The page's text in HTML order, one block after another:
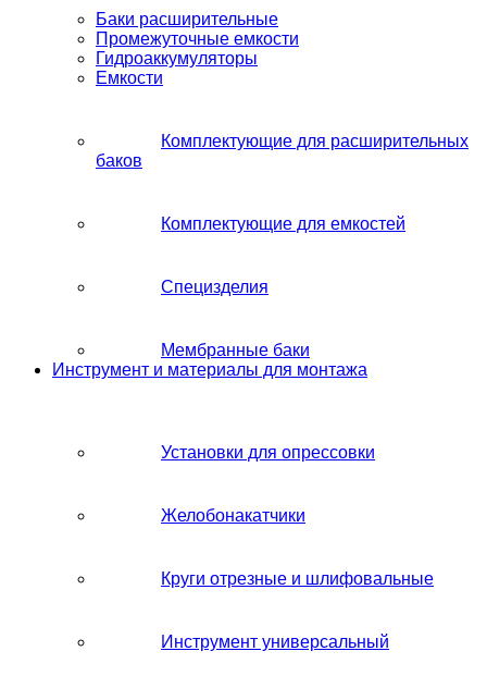
Баки расширительные
Промежуточные емкости
Гидроаккумуляторы
Емкости
Комплектующие для расширительных
баков
Комплектующие для емкостей
Специзделия
Мембранные баки
Инструмент и материалы для монтажа
Установки для опрессовки
Желобонакатчики
Круги отрезные и шлифовальные
Инструмент универсальный